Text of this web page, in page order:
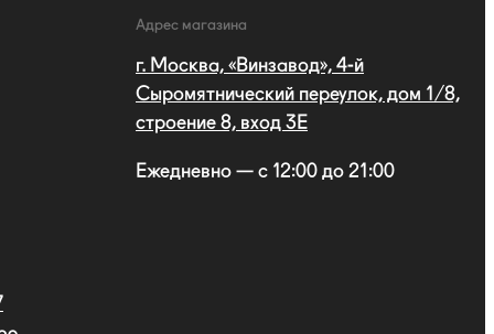
Адрес магазина
г. Москва, «Винзавод», 4-й
Сыромятнический переулок, дом 1/8,
строение 8, вход 3E
Ежедневно — с 12:00 до 21:00